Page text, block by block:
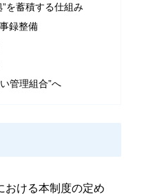
を蓄積する仕組み
録整備
管理組合”へ
おける本制度の定め